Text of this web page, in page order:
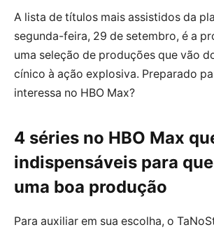
A lista de títulos mais assistidos da
segunda-feira, 29 de setembro, é a
uma seleção de produções que vão
cínico à ação explosiva. Preparado
interessa no HBO Max?
4 séries no HBO Max
indispensáveis para
uma boa produção
Para auxiliar em sua escolha, o